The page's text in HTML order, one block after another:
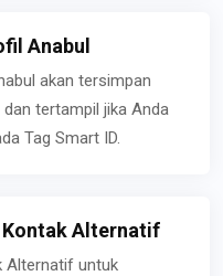
Anabul
akan tersimpan
tertampil jika Anda
Tag Smart ID.
Kontak Alternatif
Alternatif untuk